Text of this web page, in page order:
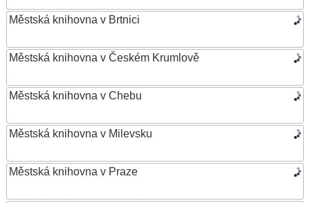
Městská knihovna v Brtnici
Městská knihovna v Českém Krumlově
Městská knihovna v Chebu
Městská knihovna v Milevsku
Městská knihovna v Praze